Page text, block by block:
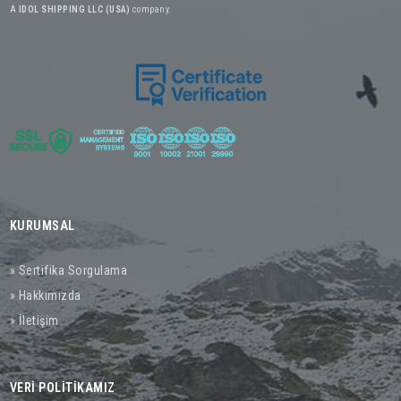
A
IDOL SHIPPING LLC (USA) company.
KURUMSAL
» Sertifika Sorgulama
» Hakkımızda
» İletişim
VERİ POLİTİKAMIZ